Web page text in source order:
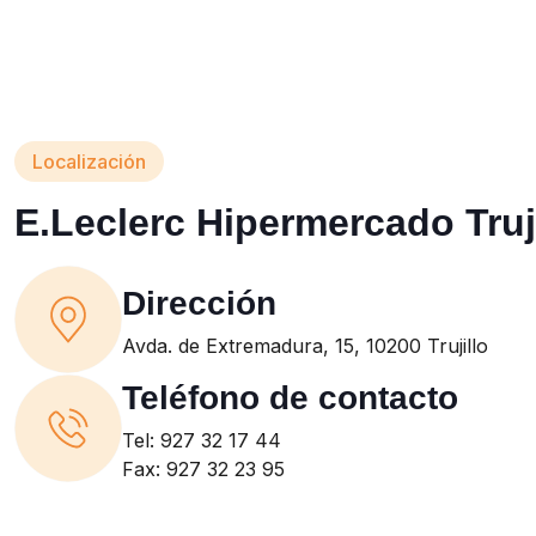
Localización
E.Leclerc Hipermercado
Dirección
Avda. de Extremadura, 15, 10200 Trujillo
Teléfono de contacto
Tel: 927 32 17 44
Fax: 927 32 23 95